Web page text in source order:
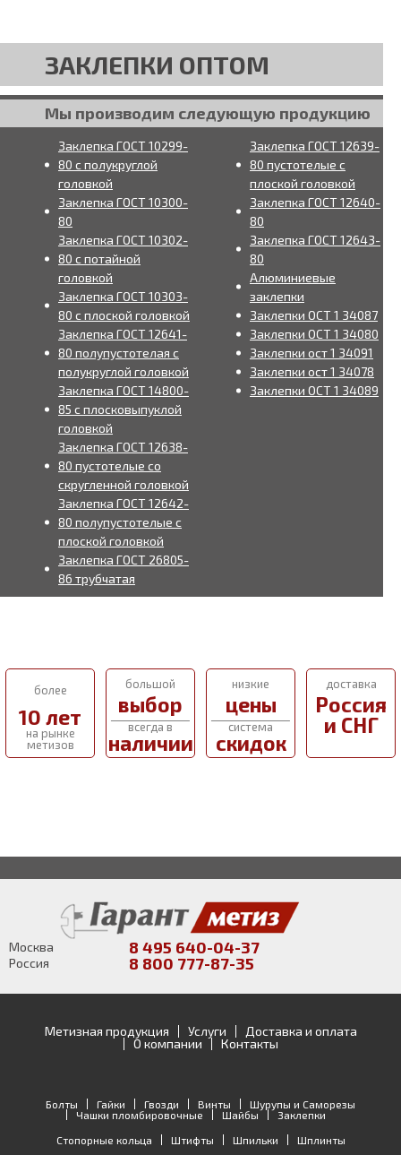
ЗАКЛЕПКИ ОПТОМ
Мы производим следующую продукцию
Заклепка ГОСТ 10299-
80 с полукруглой
головкой
Заклепка ГОСТ 10300-
80
Заклепка ГОСТ 10302-
80 с потайной
головкой
Заклепка ГОСТ 10303-
80 с плоской головкой
Заклепка ГОСТ 12641-
80 полупустотелая с
полукруглой головкой
Заклепка ГОСТ 14800-
85 с плосковыпуклой
головкой
Заклепка ГОСТ 12638-
80 пустотелые со
скругленной головкой
Заклепка ГОСТ 12642-
80 полупустотелые с
плоской головкой
Заклепка ГОСТ 26805-
86 трубчатая
Заклепка ГОСТ 12639-
80 пустотелые с
плоской головкой
Заклепка ГОСТ 12640-
80
Заклепка ГОСТ 12643-
80
Алюминиевые
заклепки
Заклепки ОСТ 1 34087
Заклепки ОСТ 1 34080
Заклепки ост 1 34091
Заклепки ост 1 34078
Заклепки ОСТ 1 34089
более
10 лет
на рынке
метизов
большой
выбор
всегда в
наличии
низкие
цены
система
скидок
доставка
Россия
и СНГ
Москва 8 495 640-04-37
Россия 8 800 777-87-35
Метизная продукция Услуги
Доставка и оплата
О компании
Контакты
Болты Гайки Гвозди Винты
Шурупы и Саморезы
Чашки пломбировочные
Шайбы
Заклепки
Стопорные кольца
Штифты Шпильки Шплинты